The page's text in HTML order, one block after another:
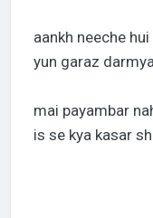
aankh neeche
yun garaz
mai payambar
is se kya kasar